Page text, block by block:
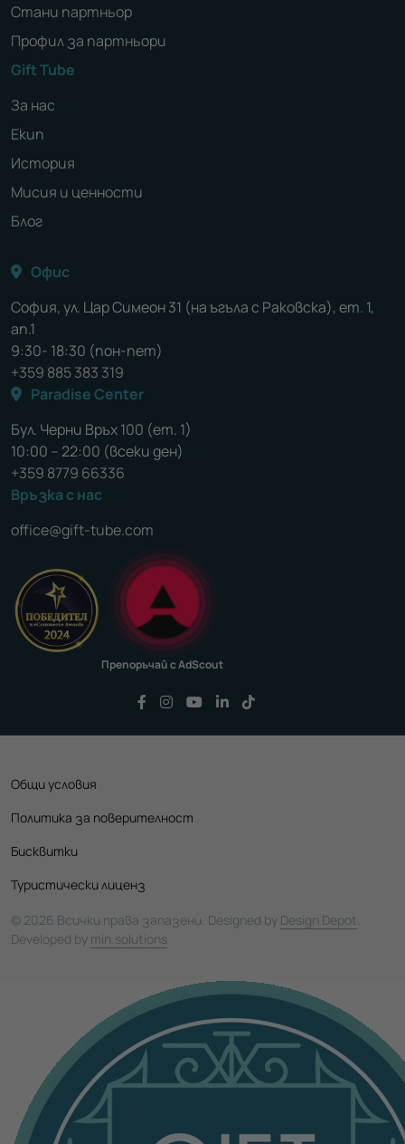
Стани партньор
Профил за партньори
Gift Tube
За нас
Екип
История
Мисия и ценности
Блог
Офис
София, ул. Цар Симеон 31 (на ъгъла с Раковска), ет. 1,
ап.1
9:30- 18:30 (пон-пет)
+359 885 383 319
Paradise Center
Бул. Черни Връх 100 (ет. 1)
10:00 – 22:00 (всеки ден)
+359 8779 66336
Връзка с нас
office@gift-tube.com
Препоръчай с AdScout
Последвайте ни във Facebook
Последвайте ни във Instagram
Последвайте ни във
Последвайте ни във
Общи условия
Политика за поверителност
Бисквитки
Туристически лиценз
© 2026 Всички права запазени. Designed by Design Depot.
Developed by min.solutions